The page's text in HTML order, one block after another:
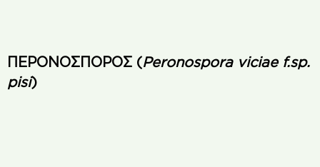
ΠΕΡΟΝΟΣΠΟΡΟΣ (Peronospora viciae f.sp.
pisi)